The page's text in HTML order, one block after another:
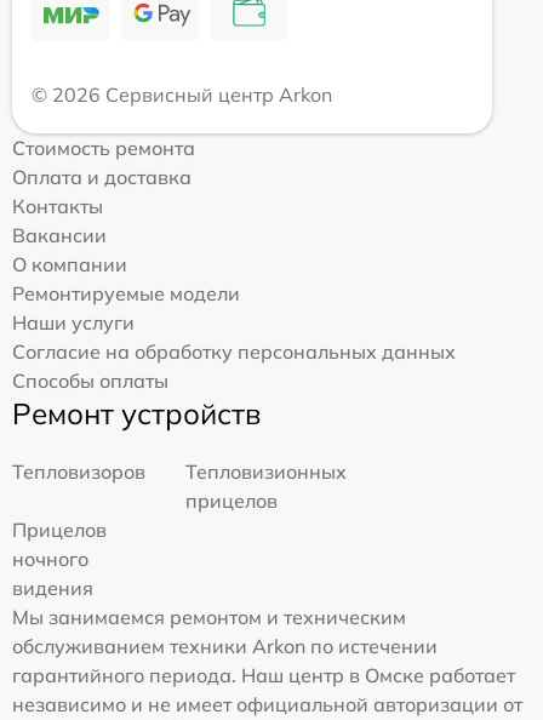
© 2026 Сервисный центр Arkon
Стоимость ремонта
Оплата и доставка
Контакты
Вакансии
О компании
Ремонтируемые модели
Наши услуги
Согласие на обработку персональных данных
Способы оплаты
Ремонт устройств
Тепловизоров
Тепловизионных
прицелов
Прицелов
ночного
видения
Мы занимаемся ремонтом и техническим
обслуживанием техники Arkon по истечении
гарантийного периода. Наш центр в Омске работает
независимо и не имеет официальной авторизации от